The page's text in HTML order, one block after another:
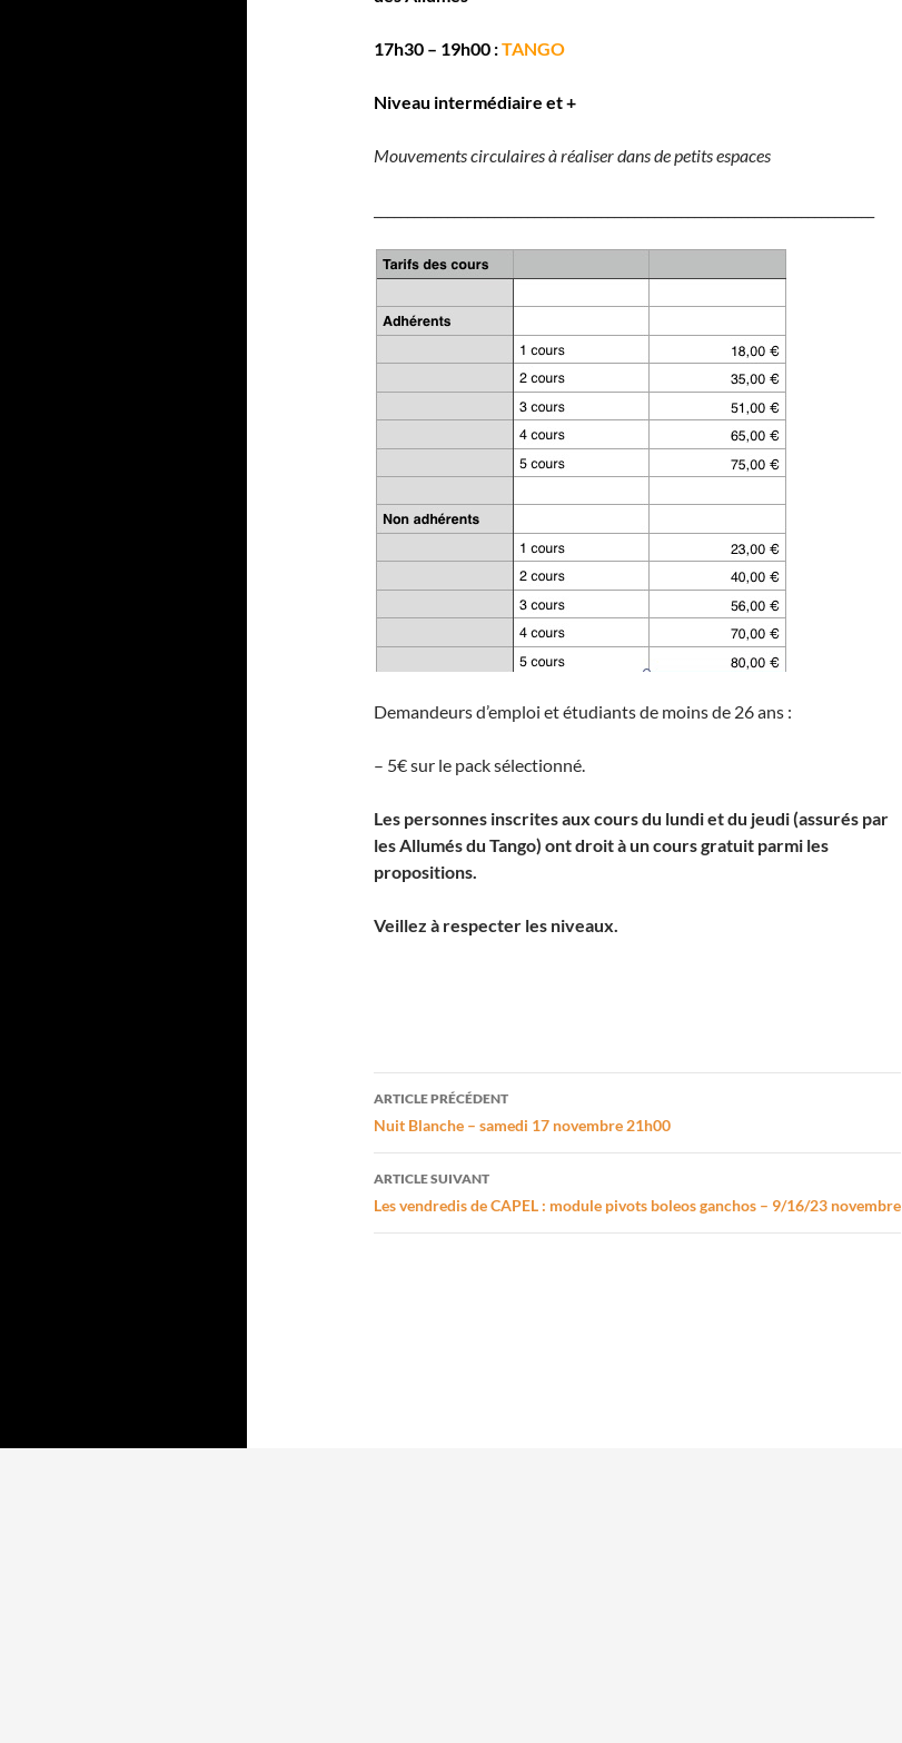
17h30 – 19h00 :TANGO
Niveau intermédiaire et +
Mouvements circulaires à réaliser dans de petits espaces
Demandeurs d’emploi et étudiants de moins de 26 ans :
– 5€ sur le pack sélectionné.
Les personnes inscrites aux cours du lundi et du jeudi (assurés par
les Allumés du Tango) ont droit à un cours gratuit parmi les
propositions.
Veillez à respecter les niveaux.
Navigation
des
articles
ARTICLE PRÉCÉDENT
Nuit Blanche – samedi 17 novembre 21h00
ARTICLE SUIVANT
Les vendredis de CAPEL : module pivots boleos ganchos – 9/16/23 novembre